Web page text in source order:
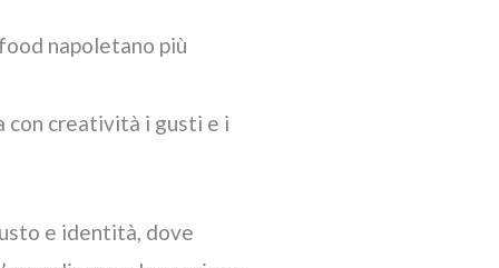
napoletano più
con creatività i gusti e i
e identità, dove